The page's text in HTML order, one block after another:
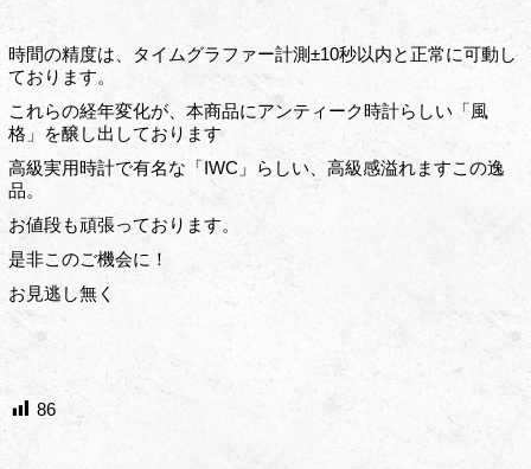
時間の精度は、タイムグラファー計測±10秒以内と正常に可動し
ております。
これらの経年変化が、本商品にアンティーク時計らしい「風
格」を醸し出しております
高級実用時計で有名な「IWC」らしい、高級感溢れますこの逸
品。
お値段も頑張っております。
是非このご機会に！
お見逃し無く
86